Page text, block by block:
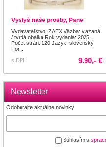
Newsletter
Odoberajte aktuálne novinky
Súhlasím s
Vyslyš naše prosby, Pane
Vydavateľstvo: ZAEX Väzba: viazaná
/ tvrdá obálka Rok vydania: 2025
Počet strán: 120 Jazyk: slovenský
For...
s DPH
9.90,- €